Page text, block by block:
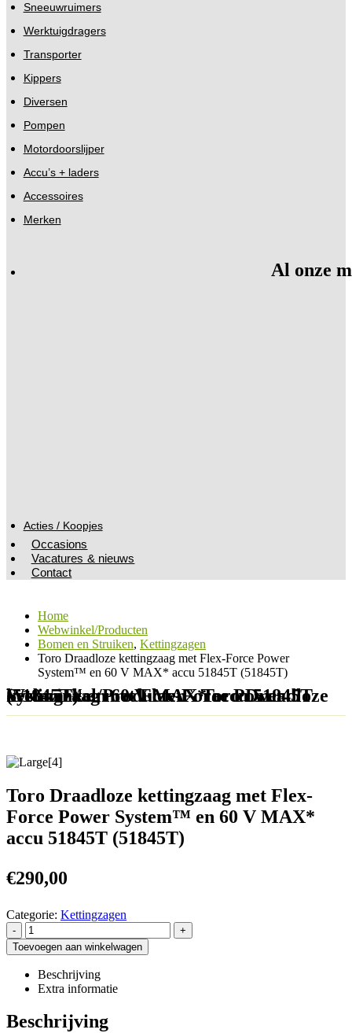
Sneeuwruimers
Werktuigdragers
Transporter
Kippers
Diversen
Pompen
Motordoorslijper
Accu’s + laders
Accessoires
Merken
Al onze
Acties / Koopjes
Occasions
Vacatures & nieuws
Contact
Home
Webwinkel/Producten
Bomen en Struiken, Kettingzagen
Toro Draadloze kettingzaag met Flex-Force Power
System™ en 60 V MAX* accu 51845T (51845T)
Webwinkel/Producten - Toro Draadloze kettingzaag met Flex-Force Power System™ en 60 V MAX* accu 51845T (51845T)
Toro Draadloze kettingzaag met Flex-
Force Power System™ en 60 V MAX*
accu 51845T (51845T)
€290,00
Categorie: Kettingzagen
-
+
Toevoegen aan winkelwagen
Beschrijving
Extra informatie
Beschrijving